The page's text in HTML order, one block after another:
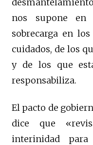
nos supone
sobrecarga en
cuidados, de los
y de los que
responsabiliza.
El pacto de
dice que
interinidad